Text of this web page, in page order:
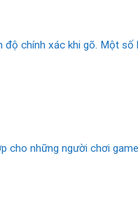
chính xác khi gõ. Một
những người chơi